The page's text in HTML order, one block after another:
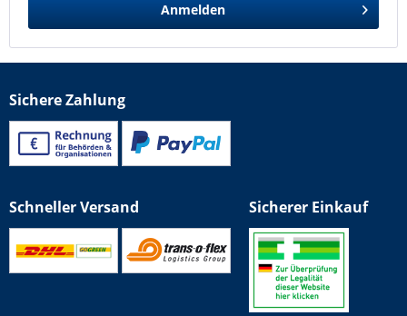
Anmelden
Sichere Zahlung
Schneller Versand Sicherer Einkauf